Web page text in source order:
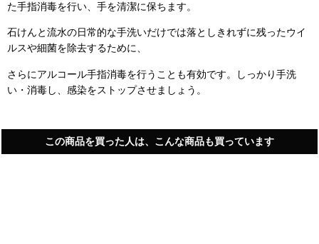
た手指消毒を行い、手を清潔に保ちます。
石けんと流水の日常的な手洗いだけでは落としきれずに残ったウイ
ルスや細菌を除去するために、
さらにアルコール手指消毒を行うことも有効です。しっかり手洗
い・消毒し、感染をストップさせましょう。
この商品を買った人は、こんな商品も買っています